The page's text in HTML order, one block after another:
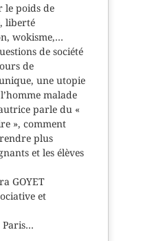
le poids de
liberté
wokisme,…
de société
de
une utopie
malade
parle du «
», comment
plus
et les élèves
GOYET
et
Paris…